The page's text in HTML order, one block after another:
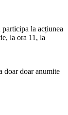
la acțiunea
la ora 11, la
doar doar anumite